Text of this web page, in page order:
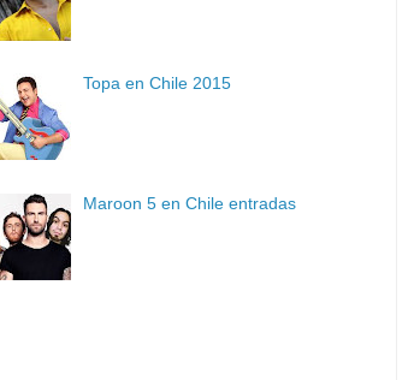
Topa en Chile 2015
Maroon 5 en Chile entradas